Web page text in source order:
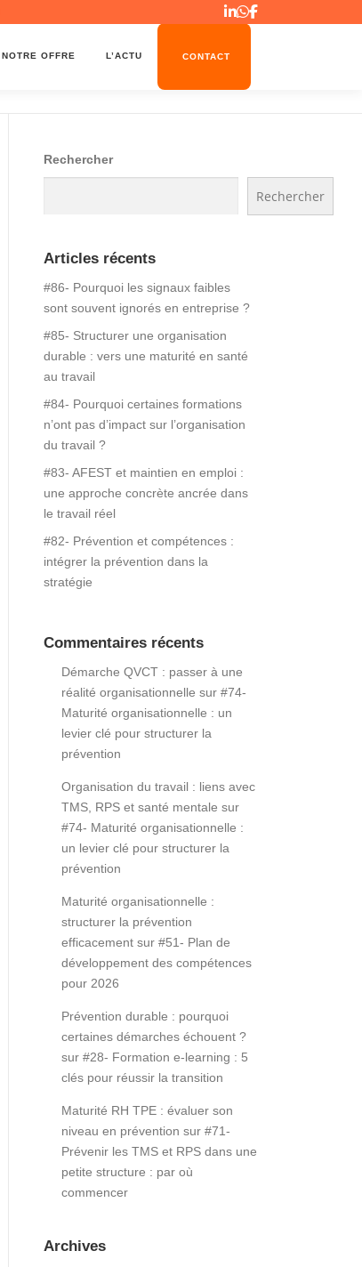
NOTRE OFFRE L’ACTU CONTACT
Rechercher
Rechercher
Articles récents
#86- Pourquoi les signaux faibles
sont souvent ignorés en entreprise ?
#85- Structurer une organisation
durable : vers une maturité en santé
au travail
#84- Pourquoi certaines formations
n’ont pas d’impact sur l’organisation
du travail ?
#83- AFEST et maintien en emploi :
une approche concrète ancrée dans
le travail réel
#82- Prévention et compétences :
intégrer la prévention dans la
stratégie
Commentaires récents
Démarche QVCT : passer à une
réalité organisationnelle sur #74-
Maturité organisationnelle : un
levier clé pour structurer la
prévention
Organisation du travail : liens avec
TMS, RPS et santé mentale sur
#74- Maturité organisationnelle :
un levier clé pour structurer la
prévention
Maturité organisationnelle :
structurer la prévention
efficacement sur #51- Plan de
développement des compétences
pour 2026
Prévention durable : pourquoi
certaines démarches échouent ?
sur #28- Formation e-learning : 5
clés pour réussir la transition
Maturité RH TPE : évaluer son
niveau en prévention sur #71-
Prévenir les TMS et RPS dans une
petite structure : par où
commencer
Archives